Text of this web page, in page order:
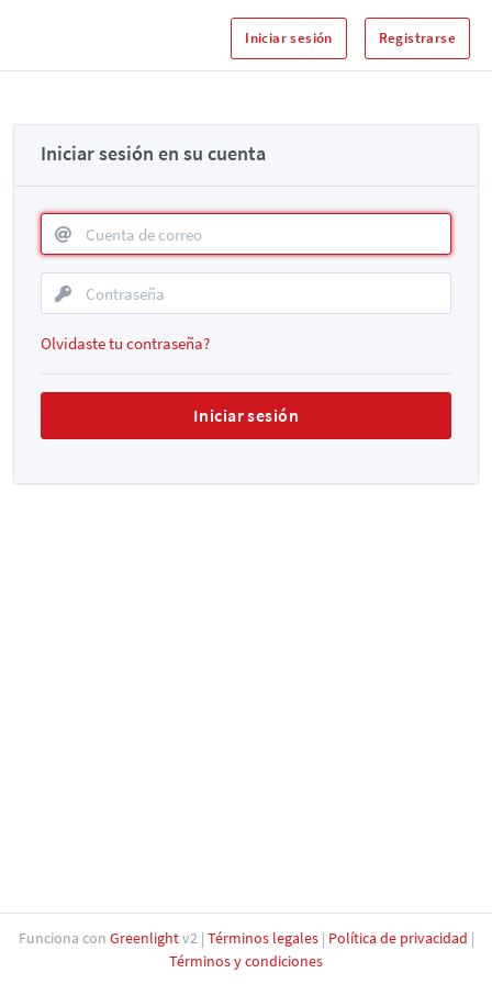
Iniciar sesión Registrarse
Iniciar sesión en su cuenta
Olvidaste tu contraseña?
Funciona con Greenlightv2 | Términos legales | Política de privacidad |
Términos y condiciones